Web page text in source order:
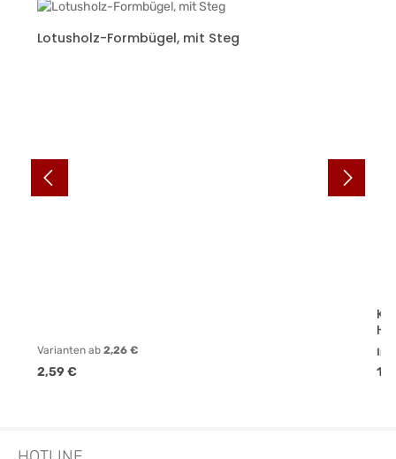
Lotusholz-Formbügel, mit Steg
Varianten ab 2,26 €
Regulärer Preis:
2,59 €